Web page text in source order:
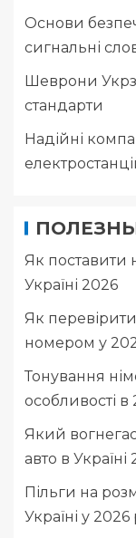
Основи
сигнальні
Шеврони
стандарти
Надійні
Як поставити
Україні 2026
Як
номером у
Тонування
особливості в
Який
авто в Україні
Пільги на
Україні у 2026